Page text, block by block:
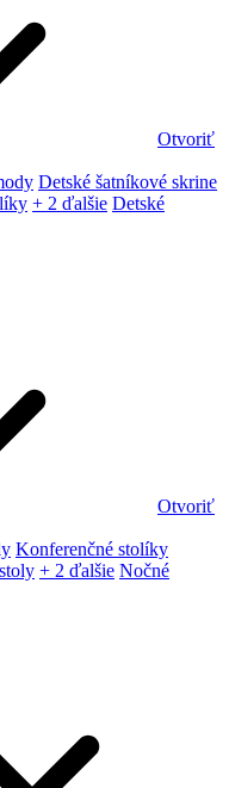
Otvoriť
Detské šatníkové skrine
+ 2 ďalšie Detské
Otvoriť
Konferenčné stolíky
+ 2 ďalšie Nočné